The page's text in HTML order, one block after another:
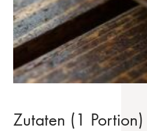
Zutaten (1 Portion)